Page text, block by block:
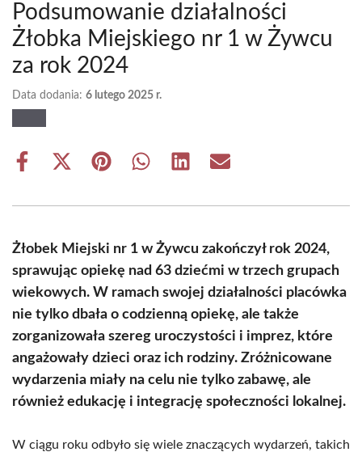
Podsumowanie działalności
Żłobka Miejskiego nr 1 w Żywcu
za rok 2024
Data dodania: 6 lutego 2025 r.
Share
Share
(Twitter)
Share Share Share Share
Żłobek Miejski nr 1 w Żywcu zakończył rok 2024,
sprawując opiekę nad 63 dziećmi w trzech grupach
wiekowych. W ramach swojej działalności placówka
nie tylko dbała o codzienną opiekę, ale także
zorganizowała szereg uroczystości i imprez, które
angażowały dzieci oraz ich rodziny. Zróżnicowane
wydarzenia miały na celu nie tylko zabawę, ale
również edukację i integrację społeczności lokalnej.
W ciągu roku odbyło się wiele znaczących wydarzeń, takich